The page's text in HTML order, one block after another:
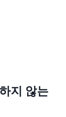
지 않는